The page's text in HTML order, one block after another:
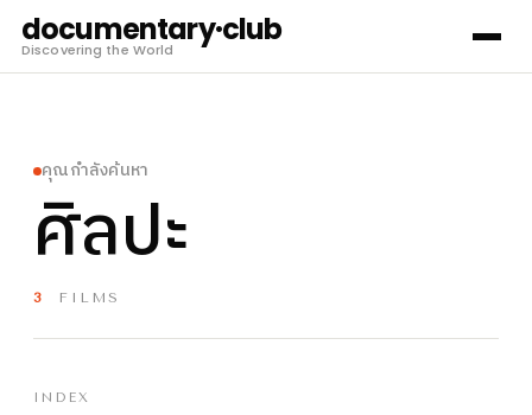
documentary·club
Discovering the World
คุณกำลังค้นหา
ศิลปะ
3 FILMS
INDEX